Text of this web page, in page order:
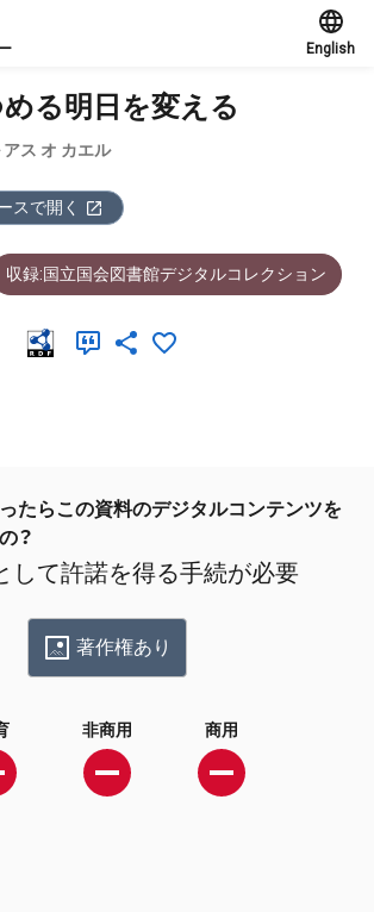
English
る明日を変える
ス オ カエル
スで開く
収録:国立国会図書館デジタルコレクション
たらこの資料のデジタルコンテンツを
？
して許諾を得る手続が必要
著作権あり
非商用 商用